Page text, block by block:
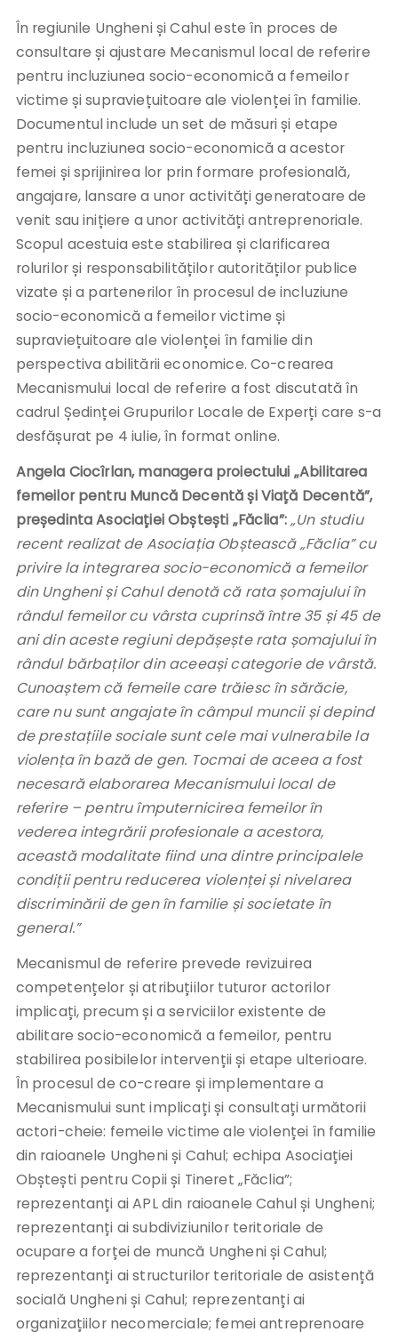
În regiunile Ungheni și Cahul este în proces de
consultare și ajustare Mecanismul local de referire
pentru incluziunea socio-economică a femeilor
victime și supraviețuitoare ale violenței în familie.
Documentul include un set de măsuri și etape
pentru incluziunea socio-economică a acestor
femei și sprijinirea lor prin formare profesională,
angajare, lansare a unor activități generatoare de
venit sau inițiere a unor activități antreprenoriale.
Scopul acestuia este stabilirea și clarificarea
rolurilor și responsabilităților autorităților publice
vizate și a partenerilor în procesul de incluziune
socio-economică a femeilor victime și
supraviețuitoare ale violenței în familie din
perspectiva abilitării economice. Co-crearea
Mecanismului local de referire a fost discutată în
cadrul Ședinței Grupurilor Locale de Experți care s-a
desfășurat pe 4 iulie, în format online.
Angela Ciocîrlan, managera proiectului „Abilitarea
femeilor pentru Muncă Decentă și Viață Decentă”,
președinta Asociației Obștești „Făclia”:„Un studiu
recent realizat de Asociația Obștească „Făclia” cu
privire la integrarea socio-economică a femeilor
din Ungheni și Cahul denotă că rata șomajului în
rândul femeilor cu vârsta cuprinsă între 35 și 45 de
ani din aceste regiuni depășește rata șomajului în
rândul bărbaților din aceeași categorie de vârstă.
Cunoaștem că femeile care trăiesc în sărăcie,
care nu sunt angajate în câmpul muncii și depind
de prestațiile sociale sunt cele mai vulnerabile la
violența în bază de gen. Tocmai de aceea a fost
necesară elaborarea Mecanismului local de
referire – pentru împuternicirea femeilor în
vederea integrării profesionale a acestora,
această modalitate fiind una dintre principalele
condiții pentru reducerea violenței și nivelarea
discriminării de gen în familie și societate în
general.”
Mecanismul de referire prevede revizuirea
competențelor și atribuțiilor tuturor actorilor
implicați, precum și a serviciilor existente de
abilitare socio-economică a femeilor, pentru
stabilirea posibilelor intervenții și etape ulterioare.
În procesul de co-creare și implementare a
Mecanismului sunt implicați și consultați următorii
actori-cheie: femeile victime ale violenței în familie
din raioanele Ungheni și Cahul; echipa Asociației
Obștești pentru Copii și Tineret „Făclia”;
reprezentanți ai APL din raioanele Cahul și Ungheni;
reprezentanți ai subdiviziunilor teritoriale de
ocupare a forței de muncă Ungheni și Cahul;
reprezentanți ai structurilor teritoriale de asistență
socială Ungheni și Cahul; reprezentanți ai
organizațiilor necomerciale; femei antreprenoare